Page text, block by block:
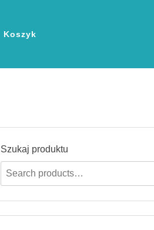
Koszyk
Szukaj produktu